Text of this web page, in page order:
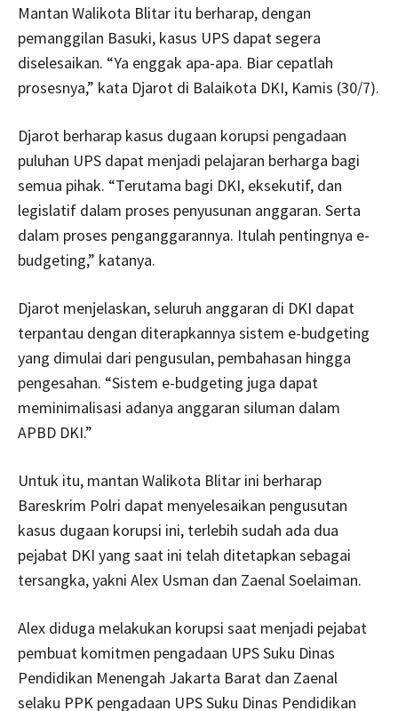
Mantan Walikota Blitar itu berharap, dengan
pemanggilan Basuki, kasus UPS dapat segera
diselesaikan. “Ya enggak apa-apa. Biar cepatlah
prosesnya,” kata Djarot di Balaikota DKI, Kamis (30/7).
Djarot berharap kasus dugaan korupsi pengadaan
puluhan UPS dapat menjadi pelajaran berharga bagi
semua pihak. “Terutama bagi DKI, eksekutif, dan
legislatif dalam proses penyusunan anggaran. Serta
dalam proses penganggarannya. Itulah pentingnya e-
budgeting,” katanya.
Djarot menjelaskan, seluruh anggaran di DKI dapat
terpantau dengan diterapkannya sistem e-budgeting
yang dimulai dari pengusulan, pembahasan hingga
pengesahan. “Sistem e-budgeting juga dapat
meminimalisasi adanya anggaran siluman dalam
APBD DKI.”
Untuk itu, mantan Walikota Blitar ini berharap
Bareskrim Polri dapat menyelesaikan pengusutan
kasus dugaan korupsi ini, terlebih sudah ada dua
pejabat DKI yang saat ini telah ditetapkan sebagai
tersangka, yakni Alex Usman dan Zaenal Soelaiman.
Alex diduga melakukan korupsi saat menjadi pejabat
pembuat komitmen pengadaan UPS Suku Dinas
Pendidikan Menengah Jakarta Barat dan Zaenal
selaku PPK pengadaan UPS Suku Dinas Pendidikan